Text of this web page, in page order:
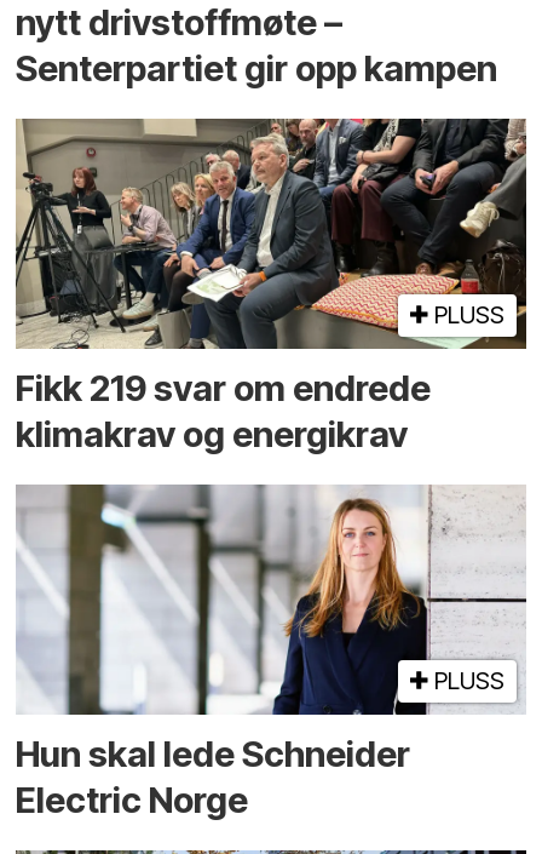
nytt drivstoffmøte –
Senterpartiet gir opp kampen
PLUSS
Fikk 219 svar om endrede
klimakrav og energikrav
PLUSS
Hun skal lede Schneider
Electric Norge